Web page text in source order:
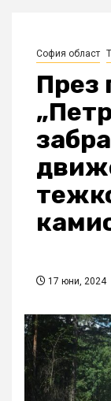
София област
През
17 юни, 2024